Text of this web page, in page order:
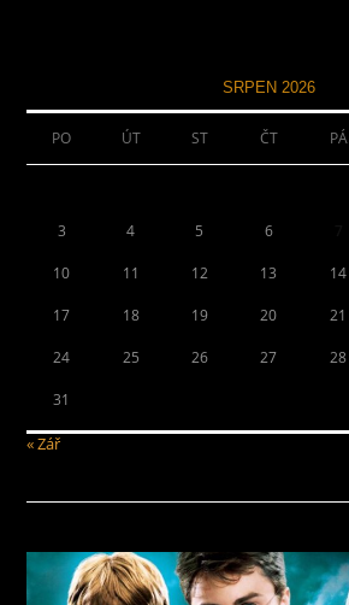
SRPEN 2026
PO ÚT ST ČT PÁ
3 4 5 6
10 11 12 13 14
17 18 19 20 21
24 25 26 27 28
31
« Zář